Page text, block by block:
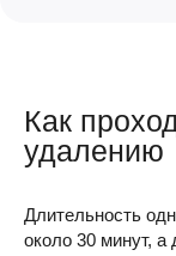
Как
удалению
Длительность
около 30 минут, а